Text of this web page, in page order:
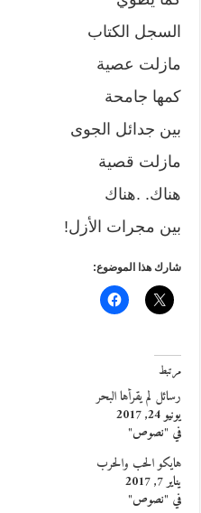
السجل الكتاب
مازلت عصية
كمها جامحة
بين جدائل الجوى
مازلت قصية
هناك. .هناك
بين مجرات الأزل!
شارك هذا الموضوع:
مرتبط
رسائل لم يقرأها البحر
يونيو 24, 2017
في "نصوص"
هايكو الحب والحرب
يناير 7, 2017
في "نصوص"